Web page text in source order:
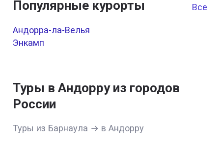
Популярные курорты Все
Андорра-ла-Велья
Энкамп
Туры в Андорру из городов
России
Туры из Барнаула → в Андорру